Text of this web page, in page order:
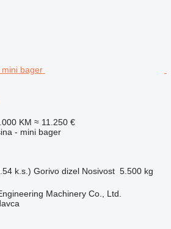
KM ≈ 11.250 €
- mini bager
k.s.) Gorivo dizel Nosivost 5.500 kg
Machinery Co., Ltd.